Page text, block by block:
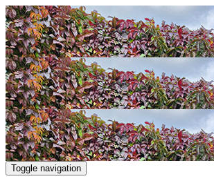
Toggle navigation